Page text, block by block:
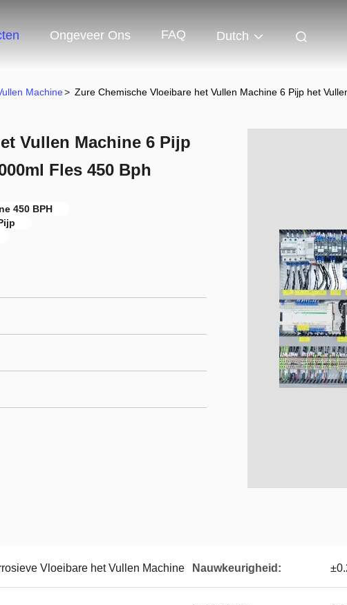
Ongeveer Ons FAQ Dutch
Machine> Zure Chemische Vloeibare het Vullen Machine 6 Pijp het
Vullen Machine 6 Pijp
Fles 450 Bph
450 BPH
Vloeibare het Vullen Machine Nauwkeurigheid: